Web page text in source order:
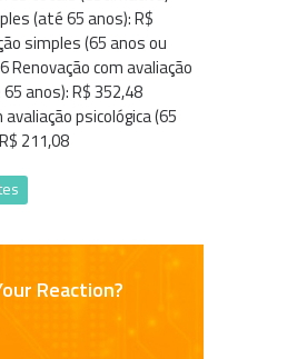
(até 65 anos): R$
simples (65 anos ou
Renovação com avaliação
anos): R$ 352,48
psicológica (65
211,08
Reaction?